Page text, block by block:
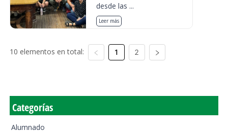
desde las ...
Leer más
10 elementos en total: 1 2
Categorías
Alumnado